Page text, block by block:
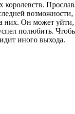
них. Он может
полюбить.
иного выхода.